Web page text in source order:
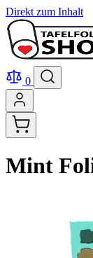
Direkt zum Inhalt
0
Mint